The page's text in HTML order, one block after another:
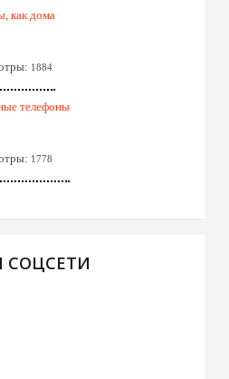
как дома
1884
телефоны
1778
СОЦСЕТИ